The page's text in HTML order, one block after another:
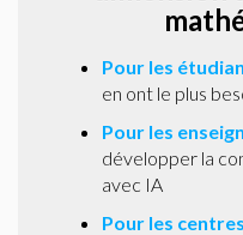
Pour les
en ont le plus
Pour les
développer la
avec IA
Pour les